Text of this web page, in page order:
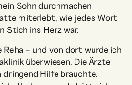
Sohn durchmachen
miterlebt, wie jedes Wort
Stich ins Herz war.
Reha – und von dort wurde ich
überwiesen. Die Ärzte
dringend Hilfe brauchte.